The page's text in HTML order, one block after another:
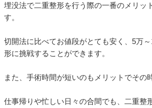
埋没法で二重整形を行う際の一番のメリッ
す。
切開法に比べてお値段がとても安く、5万
形に挑戦することができます。
また、手術時間が短いのもメリットでその
仕事帰りや忙しい日々の合間でも、二重整